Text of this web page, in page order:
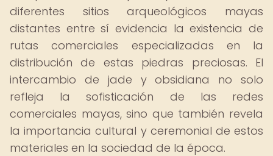
diferentes sitios arqueológicos mayas
distantes entre sí evidencia la existencia de
rutas comerciales especializadas en la
distribución de estas piedras preciosas. El
intercambio de jade y obsidiana no solo
refleja la sofisticación de las redes
comerciales mayas, sino que también revela
la importancia cultural y ceremonial de estos
materiales en la sociedad de la época.